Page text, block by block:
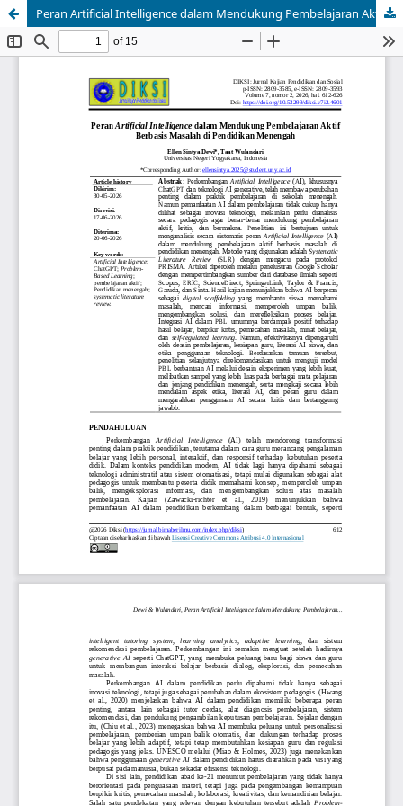
Peran Artificial Intelligence dalam Mendukung Pembelajaran Aktif Berbasis Masalah di Pendidikan Menengah